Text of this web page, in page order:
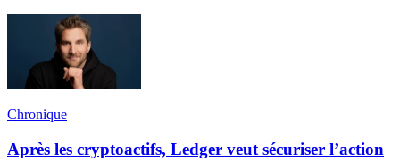
Chronique
Après les cryptoactifs, Ledger veut sécuriser l’action